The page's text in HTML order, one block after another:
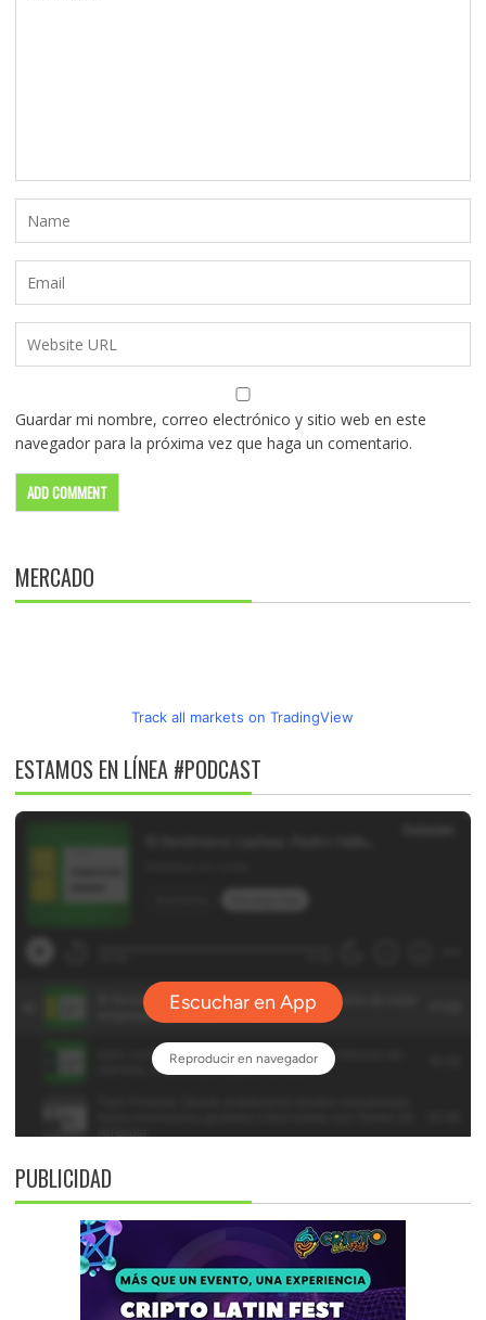
Guardar mi nombre, correo electrónico y sitio web en este
navegador para la próxima vez que haga un comentario.
MERCADO
Track all markets on TradingView
ESTAMOS EN LÍNEA #PODCAST
PUBLICIDAD